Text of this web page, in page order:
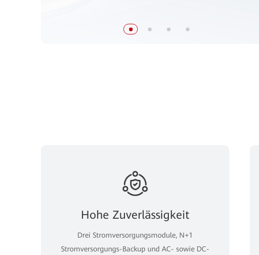
Hohe Zuverlässigkeit
Drei Stromversorgungsmodule, N+1
Stromversorgungs-Backup und AC- sowie DC-